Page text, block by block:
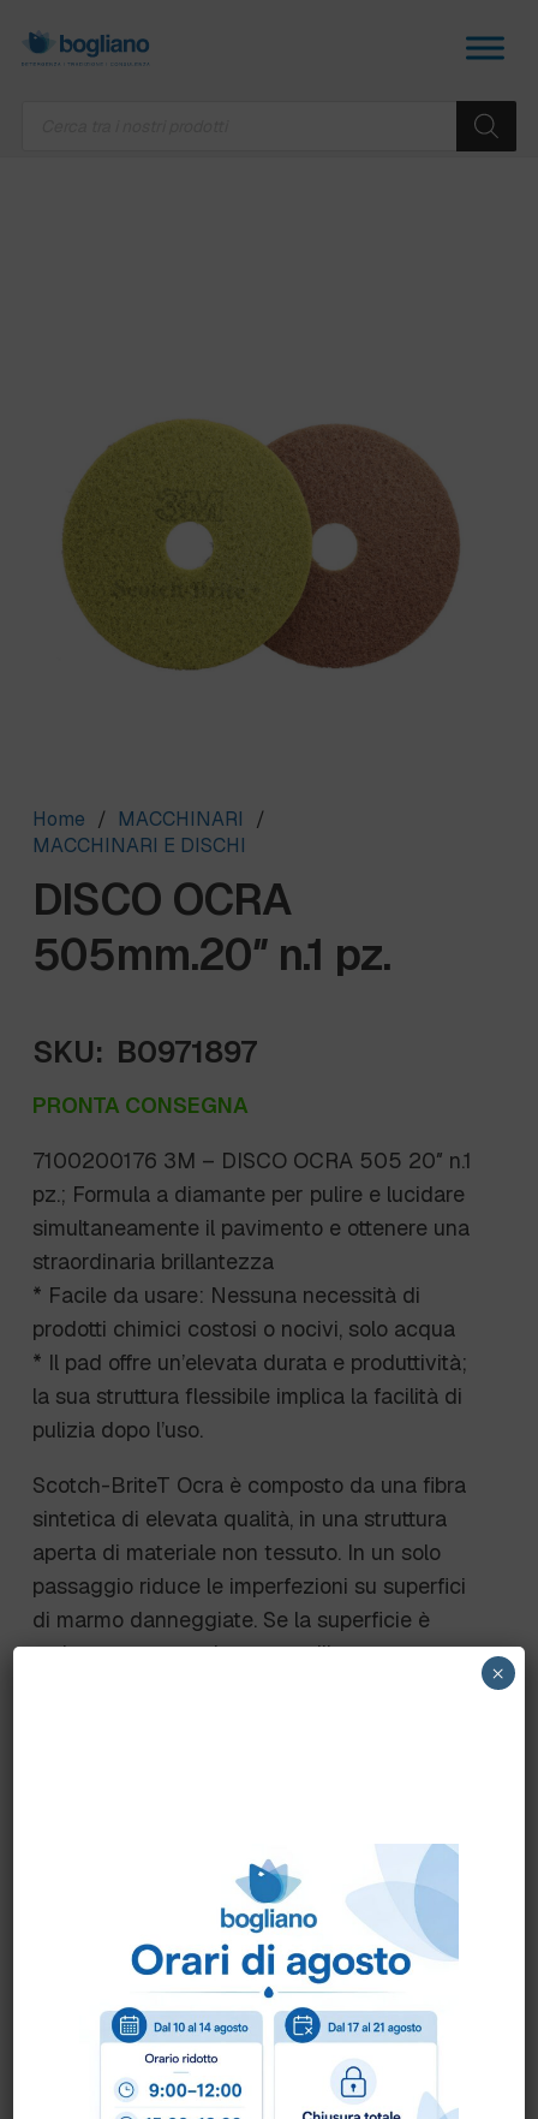
Home / MACCHINARI
/
MACCHINARI E DISCHI
DISCO OCRA
505mm.20″ n.1 pz.
SKU: B0971897
PRONTA CONSEGNA
7100200176 3M – DISCO OCRA 505 20″ n.1
pz.; Formula a diamante per pulire e lucidare
simultaneamente il pavimento e ottenere una
straordinaria brillantezza
* Facile da usare: Nessuna necessità di
prodotti chimici costosi o nocivi, solo acqua
* Il pad offre un’elevata durata e produttività;
la sua struttura flessibile implica la facilità di
pulizia dopo l’uso.
Scotch-BriteT Ocra è composto da una fibra
sintetica di elevata qualità, in una struttura
aperta di materiale non tessuto. In un solo
passaggio riduce le imperfezioni su superfici
di marmo danneggiate. Se la superficie è
molto sporca e rovinata va utilizzato per
* Applicazione consigliataPulizia, Polishing
* Center HoleSi
* ColoreSienna
* Diametro505 mm
* FormaRotonda
* Machine Speed150-3000 RPM
×